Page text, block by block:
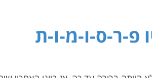
פ-ר-ס-ו-מ-ו-ת